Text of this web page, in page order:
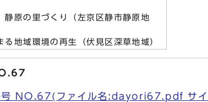
原の里づくり（左京区静市静原地
地域環境の再生（伏見区深草地域）
号 NO.67(ファイル名:dayori67.pdf サ